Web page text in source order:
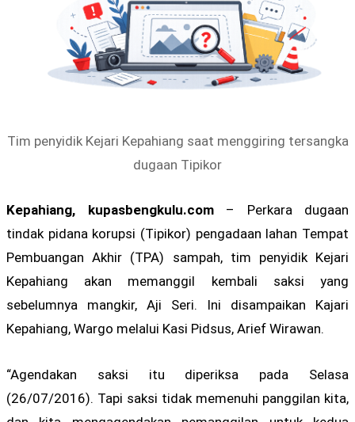
Tim penyidik Kejari Kepahiang saat menggiring tersangka
dugaan Tipikor
Kepahiang, kupasbengkulu.com– Perkara dugaan
tindak pidana korupsi (Tipikor) pengadaan lahan Tempat
Pembuangan Akhir (TPA) sampah, tim penyidik Kejari
Kepahiang akan memanggil kembali saksi yang
sebelumnya mangkir, Aji Seri. Ini disampaikan Kajari
Kepahiang, Wargo melalui Kasi Pidsus, Arief Wirawan.
“Agendakan saksi itu diperiksa pada Selasa
(26/07/2016). Tapi saksi tidak memenuhi panggilan kita,